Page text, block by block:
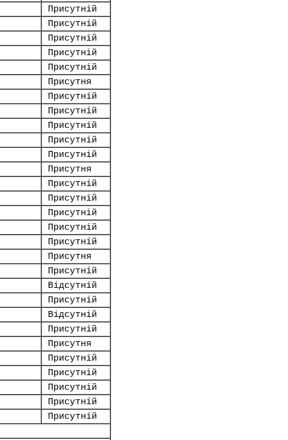
Присутній
Присутній
Присутній
Присутній
Присутній
Присутня
Присутній
Присутній
Присутній
Присутній
Присутній
Присутня
Присутній
Присутній
Присутній
Присутній
Присутній
Присутня
Присутній
Відсутній
Присутній
Відсутній
Присутній
Присутня
Присутній
Присутній
Присутній
Присутній
Присутній